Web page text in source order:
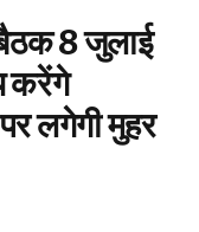
8 जुलाई
करेंगे
लगेगी मुहर